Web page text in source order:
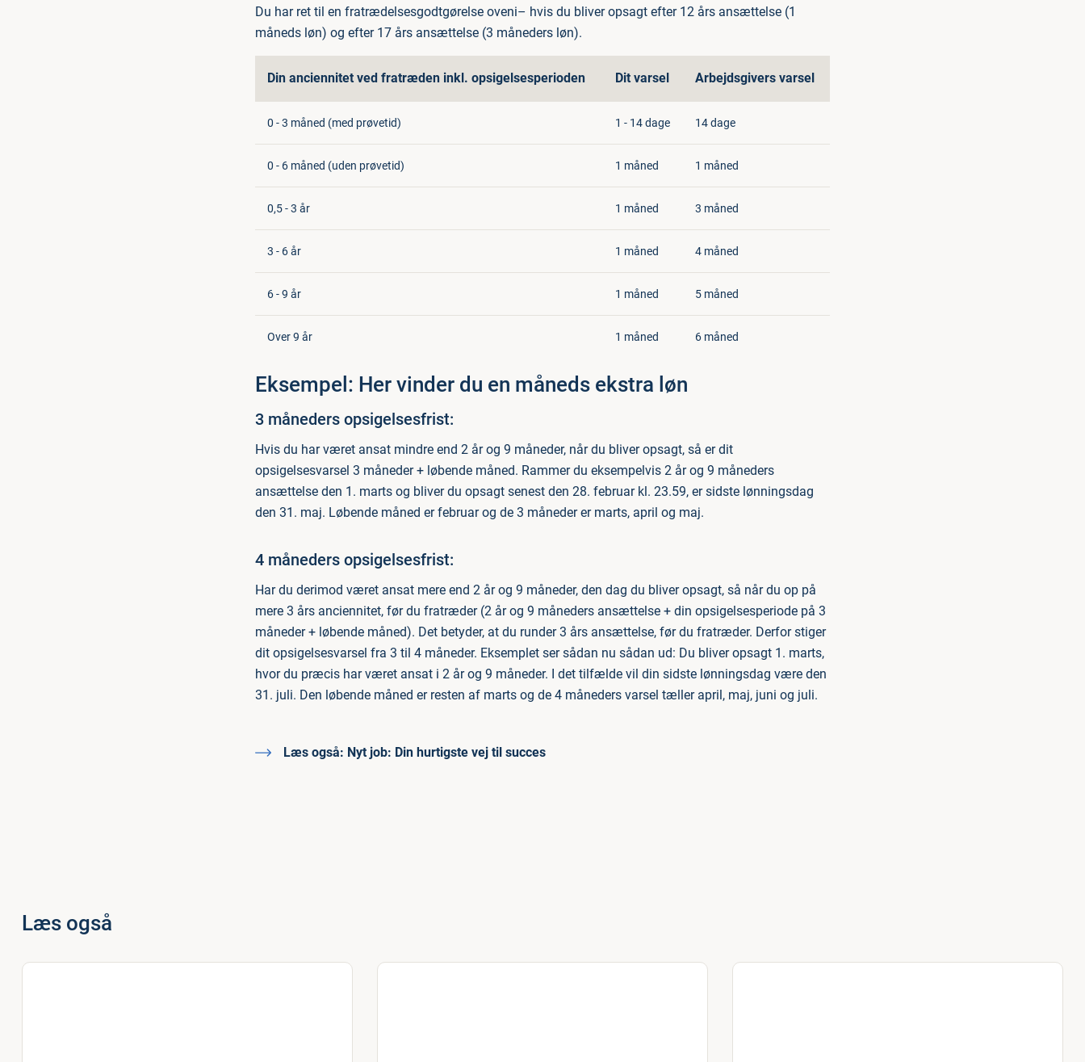
Du har ret til en fratrædelsesgodtgørelse oveni– hvis du bliver opsagt efter 12 års ansættelse (1
måneds løn) og efter 17 års ansættelse (3 måneders løn).
Din anciennitet ved fratræden inkl. opsigelsesperioden Dit varsel Arbejdsgivers varsel
0 - 3 måned (med prøvetid) 1 - 14 dage 14 dage
0 - 6 måned (uden prøvetid) 1 måned 1 måned
0,5 - 3 år 1 måned 3 måned
3 - 6 år 1 måned 4 måned
6 - 9 år 1 måned 5 måned
Over 9 år 1 måned 6 måned
Eksempel: Her vinder du en måneds ekstra løn
3 måneders opsigelsesfrist:
Hvis du har været ansat mindre end 2 år og 9 måneder, når du bliver opsagt, så er dit
opsigelsesvarsel 3 måneder + løbende måned. Rammer du eksempelvis 2 år og 9 måneders
ansættelse den 1. marts og bliver du opsagt senest den 28. februar kl. 23.59, er sidste lønningsdag
den 31. maj. Løbende måned er februar og de 3 måneder er marts, april og maj.
4 måneders opsigelsesfrist:
Har du derimod været ansat mere end 2 år og 9 måneder, den dag du bliver opsagt, så når du op på
mere 3 års anciennitet, før du fratræder (2 år og 9 måneders ansættelse + din opsigelsesperiode på 3
måneder + løbende måned). Det betyder, at du runder 3 års ansættelse, før du fratræder. Derfor stiger
dit opsigelsesvarsel fra 3 til 4 måneder. Eksemplet ser sådan nu sådan ud: Du bliver opsagt 1. marts,
hvor du præcis har været ansat i 2 år og 9 måneder. I det tilfælde vil din sidste lønningsdag være den
31. juli. Den løbende måned er resten af marts og de 4 måneders varsel tæller april, maj, juni og juli.
Læs også: Nyt job: Din hurtigste vej til succes
Læs også